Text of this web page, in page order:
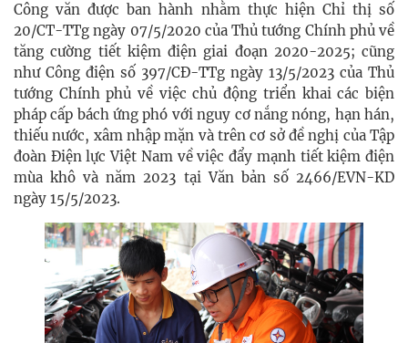
Công văn được ban hành nhằm thực hiện Chỉ thị số
20/CT-TTg ngày 07/5/2020 của Thủ tướng Chính phủ về
tăng cường tiết kiệm điện giai đoạn 2020-2025; cũng
như Công điện số 397/CĐ-TTg ngày 13/5/2023 của Thủ
tướng Chính phủ về việc chủ động triển khai các biện
pháp cấp bách ứng phó với nguy cơ nắng nóng, hạn hán,
thiếu nước, xâm nhập mặn và trên cơ sở đề nghị của Tập
đoàn Điện lực Việt Nam về việc đẩy mạnh tiết kiệm điện
mùa khô và năm 2023 tại Văn bản số 2466/EVN-KD
ngày 15/5/2023.